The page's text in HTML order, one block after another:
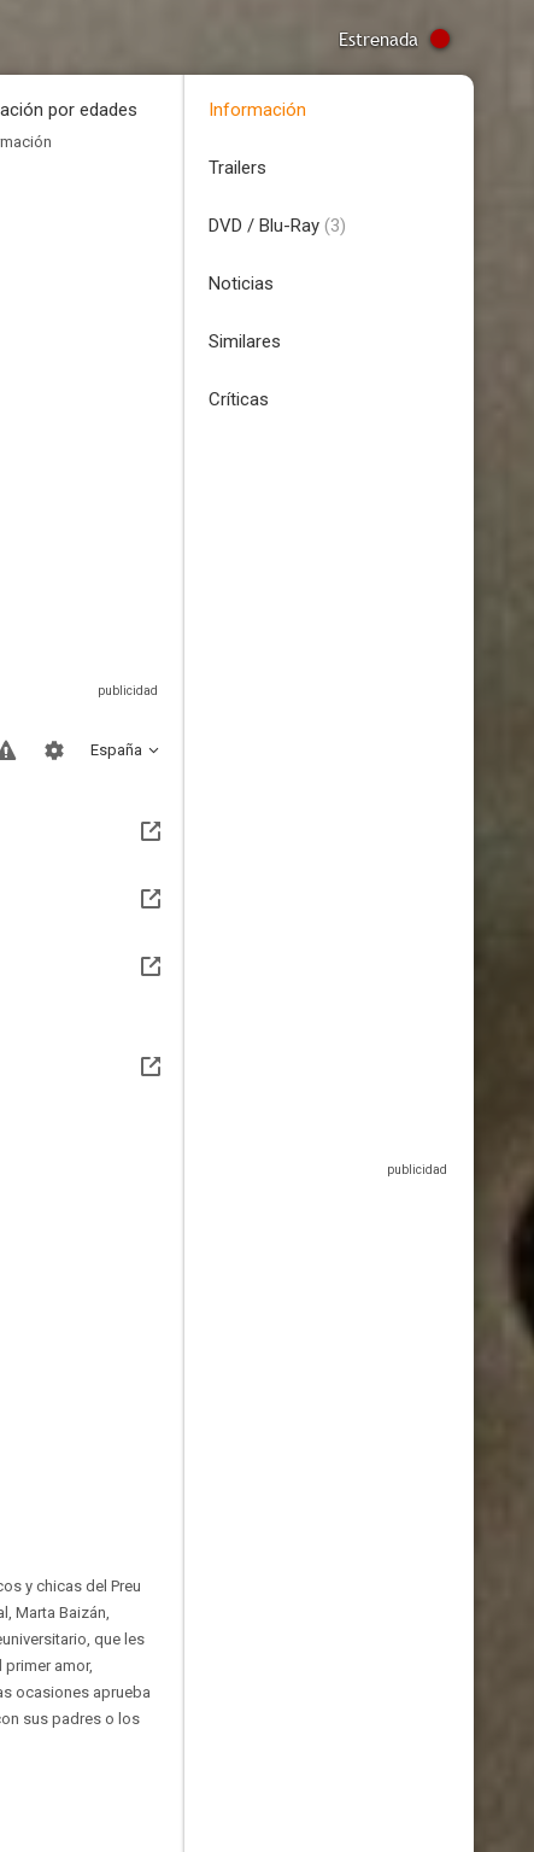
Estrenada
por edades
España
y chicas del Preu
Marta Baizán,
que les
amor,
ocasiones aprueba
sus padres o los
Información
Trailers
DVD / Blu-Ray (3)
Noticias
Similares
Críticas